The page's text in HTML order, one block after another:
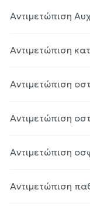
Αντιμετώπιση
Αντιμετώπιση
Αντιμετώπιση
Αντιμετώπιση
Αντιμετώπιση
Αντιμετώπιση